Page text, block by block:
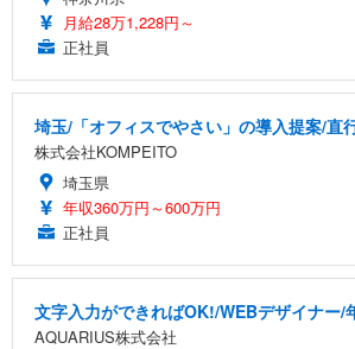
月給28万1,228円～
正社員
埼玉/「オフィスでやさい」の導入提案/直
株式会社KOMPEITO
埼玉県
年収360万円～600万円
正社員
文字入力ができればOK!/WEBデザイナー/
AQUARIUS株式会社